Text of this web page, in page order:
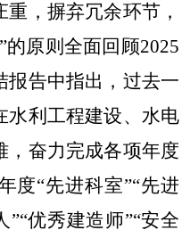
，摒弃冗余环节，
的原则全面回顾2025
报告中指出，过去一
水利工程建设、水电
，奋力完成各项年度
度“先进科室”“先进
优秀建造师”“安全